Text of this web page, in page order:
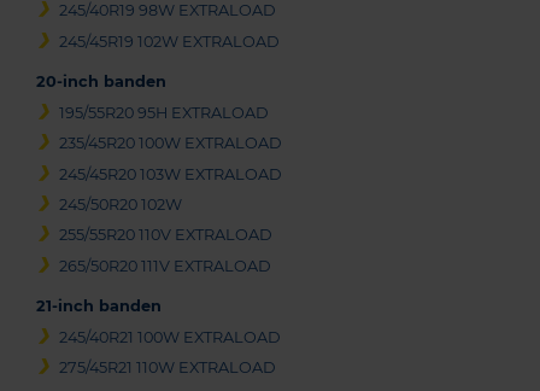
245/40R19 98W EXTRALOAD
245/45R19 102W EXTRALOAD
20-inch banden
195/55R20 95H EXTRALOAD
235/45R20 100W EXTRALOAD
245/45R20 103W EXTRALOAD
245/50R20 102W
255/55R20 110V EXTRALOAD
265/50R20 111V EXTRALOAD
21-inch banden
245/40R21 100W EXTRALOAD
275/45R21 110W EXTRALOAD